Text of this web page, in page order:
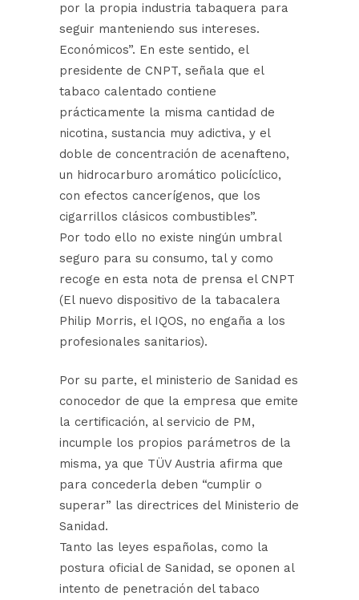
por la propia industria tabaquera para
seguir manteniendo sus intereses.
Económicos”. En este sentido, el
presidente de CNPT, señala que el
tabaco calentado contiene
prácticamente la misma cantidad de
nicotina, sustancia muy adictiva, y el
doble de concentración de acenafteno,
un hidrocarburo aromático policíclico,
con efectos cancerígenos, que los
cigarrillos clásicos combustibles”.
Por todo ello no existe ningún umbral
seguro para su consumo, tal y como
recoge en esta nota de prensa el CNPT
(El nuevo dispositivo de la tabacalera
Philip Morris, el IQOS, no engaña a los
profesionales sanitarios).
Por su parte, el ministerio de Sanidad es
conocedor de que la empresa que emite
la certificación, al servicio de PM,
incumple los propios parámetros de la
misma, ya que TÜV Austria afirma que
para concederla deben “cumplir o
superar” las directrices del Ministerio de
Sanidad.
Tanto las leyes españolas, como la
postura oficial de Sanidad, se oponen al
intento de penetración del tabaco